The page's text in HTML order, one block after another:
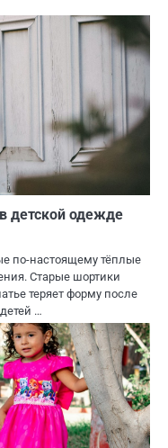
детской одежде
по-настоящему тёплые
Старые шортики
теряет форму после
…